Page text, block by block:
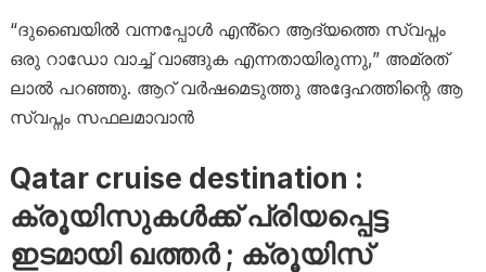
“ദുബൈയിൽ വന്നപ്പോൾ എൻ്റെ ആദ്യത്തെ സ്വപ്നം
ഒരു റാഡോ വാച്ച് വാങ്ങുക എന്നതായിരുന്നു,” അമ്രത്
ലാൽ പറഞ്ഞു. ആറ് വർഷമെടുത്തു അദ്ദേഹത്തിന്റെ ആ
സ്വപ്നം സഫലമാവാൻ
Qatar cruise destination :
ക്രൂയിസുകൾക്ക് പ്രിയപ്പെട്ട
ഇടമായി ഖത്തർ ; ക്രൂയിസ്